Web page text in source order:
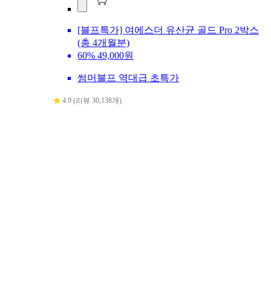
[블프특가] 여에스더 유산균 골드 Pro 2박스
(총 4개월분)
60% 49,000원
썸머블프 역대급 초특가
4.9 (리뷰 30,138개)